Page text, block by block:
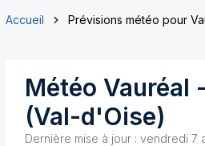
Accueil Prévisions météo pour
Météo Vauréal
(Val-d'Oise)
Dernière mise à jour : vendredi 7